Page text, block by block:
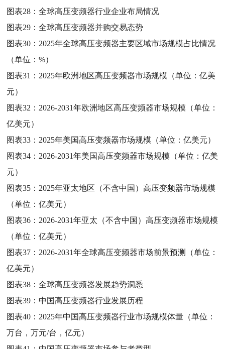
图表28：全球高压变频器行业企业布局情况
图表29：全球高压变频器并购交易态势
图表30： 2025年全球高压变频器主要区域市场规模占比情况
（单位：%）
图表31： 2025年欧洲地区高压变频器市场规模（单位：亿美
元）
图表32： 2026-2031年欧洲地区高压变频器市场规模（单位：
亿美元）
图表33： 2025年美国高压变频器市场规模（单位：亿美元）
图表34： 2026-2031年美国高压变频器市场规模（单位：亿美
元）
图表35： 2025年亚太地区（不含中国）高压变频器市场规模
（单位：亿美元）
图表36： 2026-2031年亚太（不含中国）高压变频器市场规模
（单位：亿美元）
图表37： 2026-2031年全球高压变频器市场前景预测（单位：
亿美元）
图表38：全球高压变频器发展趋势洞悉
图表39：中国高压变频器行业发展历程
图表40： 2025年中国高压变频器行业市场规模体量（单位：
万台，万元/台，亿元）